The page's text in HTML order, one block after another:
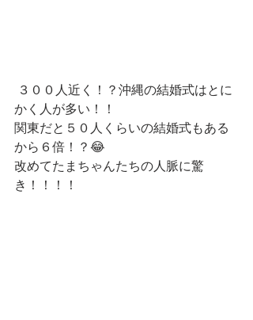
かく人が多い！！
関東だと５０人くらいの結婚式もある
から６倍！？😂
改めてたまちゃんたちの人脈に驚
き！！！！